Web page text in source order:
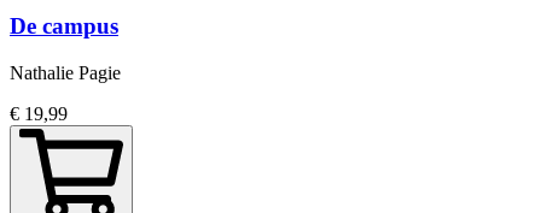
De campus
Nathalie Pagie
€ 19,99